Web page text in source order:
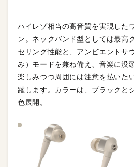
ハイレゾ相当の高音質を実現した
ン。ネックバンド型としては最高
セリング性能と、アンビエントサ
み）モードを兼ね備え、音楽に没
楽しみつつ周囲には注意を払いた
躍します。カラーは、ブラックと
色展開。